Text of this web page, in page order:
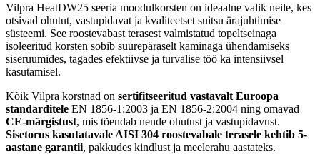
Vilpra HeatDW25 seeria moodulkorsten on ideaalne valik neile, kes
otsivad ohutut, vastupidavat ja kvaliteetset suitsu ärajuhtimise
süsteemi. See roostevabast terasest valmistatud topeltseinaga
isoleeritud korsten sobib suurepäraselt kaminaga ühendamiseks
siseruumides, tagades efektiivse ja turvalise töö ka intensiivsel
kasutamisel.
Kõik Vilpra korstnad on sertifitseeritud vastavalt Euroopa
standarditele EN 1856-1:2003 ja EN 1856-2:2004 ning omavad
CE-märgistust, mis tõendab nende ohutust ja vastupidavust.
Sisetorus kasutatavale AISI 304 roostevabale terasele kehtib 5-
aastane garantii, pakkudes kindlust ja meelerahu aastateks.